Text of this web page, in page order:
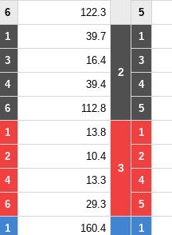
6 122.3 5
1 39.7
2
1
3 16.4 3
4 39.4 4
6 112.8 5
1 13.8
3
1
2 10.4 2
4 13.3 4
6 29.3 5
1 160.4 1